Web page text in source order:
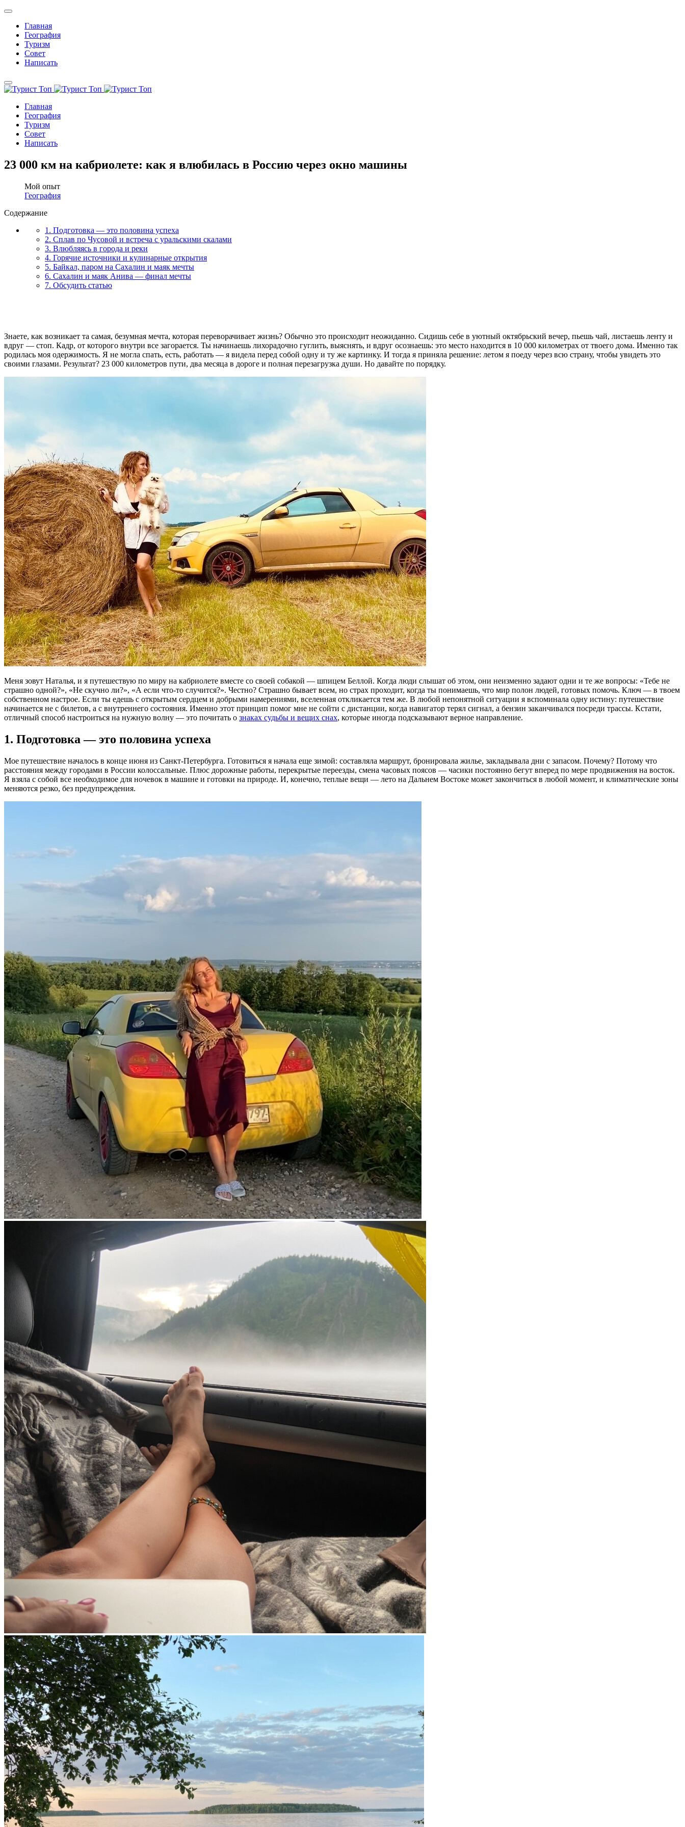
Главная
География
Туризм
Совет
Написать
Главная
География
Туризм
Совет
Написать
23 000 км на кабриолете: как я влюбилась в Россию через окно машины
Мой опыт
География
Содержание
1. Подготовка — это половина успеха
2. Сплав по Чусовой и встреча с уральскими скалами
3. Влюбляясь в города и реки
4. Горячие источники и кулинарные открытия
5. Байкал, паром на Сахалин и маяк мечты
6. Сахалин и маяк Анива — финал мечты
7. Обсудить статью
Знаете, как возникает та самая, безумная мечта, которая переворачивает жизнь? Обычно это происходит неожиданно. Сидишь себе в уютный октябрьский вечер, пьешь чай, листаешь ленту и
вдруг — стоп. Кадр, от которого внутри все загорается. Ты начинаешь лихорадочно гуглить, выяснять, и вдруг осознаешь: это место находится в 10 000 километрах от твоего дома. Именно так
родилась моя одержимость. Я не могла спать, есть, работать — я видела перед собой одну и ту же картинку. И тогда я приняла решение: летом я поеду через всю страну, чтобы увидеть это
своими глазами. Результат? 23 000 километров пути, два месяца в дороге и полная перезагрузка души. Но давайте по порядку.
Меня зовут Наталья, и я путешествую по миру на кабриолете вместе со своей собакой — шпицем Беллой. Когда люди слышат об этом, они неизменно задают одни и те же вопросы: «Тебе не
страшно одной?», «Не скучно ли?», «А если что-то случится?». Честно? Страшно бывает всем, но страх проходит, когда ты понимаешь, что мир полон людей, готовых помочь. Ключ — в твоем
собственном настрое. Если ты едешь с открытым сердцем и добрыми намерениями, вселенная откликается тем же. В любой непонятной ситуации я вспоминала одну истину: путешествие
начинается не с билетов, а с внутреннего состояния. Именно этот принцип помог мне не сойти с дистанции, когда навигатор терял сигнал, а бензин заканчивался посреди трассы. Кстати,
отличный способ настроиться на нужную волну — это почитать о знаках судьбы и вещих снах, которые иногда подсказывают верное направление.
1. Подготовка — это половина успеха
Мое путешествие началось в конце июня из Санкт-Петербурга. Готовиться я начала еще зимой: составляла маршрут, бронировала жилье, закладывала дни с запасом. Почему? Потому что
расстояния между городами в России колоссальные. Плюс дорожные работы, перекрытые переезды, смена часовых поясов — часики постоянно бегут вперед по мере продвижения на восток.
Я взяла с собой все необходимое для ночевок в машине и готовки на природе. И, конечно, теплые вещи — лето на Дальнем Востоке может закончиться в любой момент, и климатические зоны
меняются резко, без предупреждения.